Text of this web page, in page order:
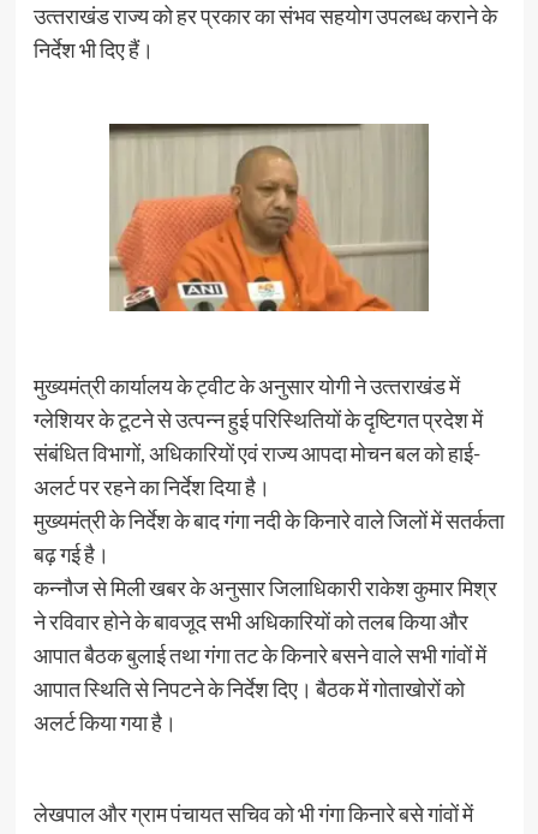
उत्‍तराखंड राज्‍य को हर प्रकार का संभव सहयोग उपलब्‍ध कराने के
निर्देश भी दिए हैं।
मुख्‍यमंत्री कार्यालय के ट्वीट के अनुसार योगी ने उत्‍तराखंड में
ग्लेशियर के टूटने से उत्‍पन्‍न हुई परिस्थितियों के दृष्टिगत प्रदेश में
संबंधित विभागों, अधिकारियों एवं राज्‍य आपदा मोचन बल को हाई-
अलर्ट पर रहने का निर्देश दिया है।
मुख्‍यमंत्री के निर्देश के बाद गंगा नदी के किनारे वाले जिलों में सतर्कता
बढ़ गई है।
कन्‍नौज से मिली खबर के अनुसार जिलाधिकारी राकेश कुमार मिश्र
ने रविवार होने के बावजूद सभी अधिकारियों को तलब किया और
आपात बैठक बुलाई तथा गंगा तट के किनारे बसने वाले सभी गांवों में
आपात स्थिति से निपटने के निर्देश दिए। बैठक में गोताखोरों को
अलर्ट किया गया है।
लेखपाल और ग्राम पंचायत सचिव को भी गंगा किनारे बसे गांवों में